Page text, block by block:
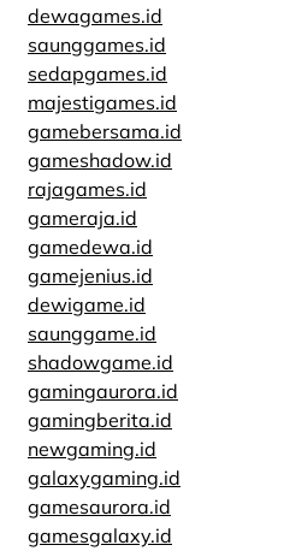
dewagames.id
saunggames.id
sedapgames.id
majestigames.id
gamebersama.id
gameshadow.id
rajagames.id
gameraja.id
gamedewa.id
gamejenius.id
dewigame.id
saunggame.id
shadowgame.id
gamingaurora.id
gamingberita.id
newgaming.id
galaxygaming.id
gamesaurora.id
gamesgalaxy.id